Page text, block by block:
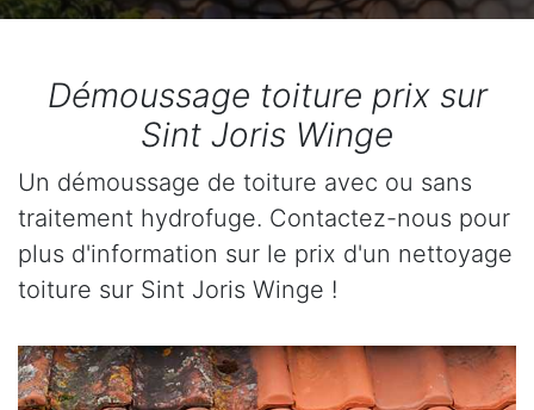
Démoussage toiture prix sur
Sint Joris Winge
Un démoussage de toiture avec ou sans
traitement hydrofuge. Contactez-nous pour
plus d'information sur le prix d'un nettoyage
toiture sur Sint Joris Winge !